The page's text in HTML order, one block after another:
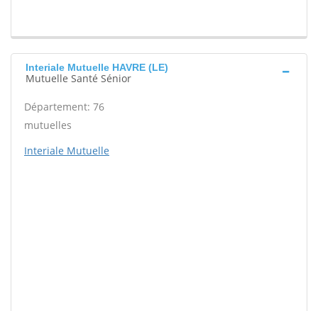
Interiale Mutuelle HAVRE (LE)
Mutuelle Santé Sénior
Département: 76
mutuelles
Interiale Mutuelle